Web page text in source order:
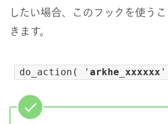
したい場合、このフックを使う
きます。
do_action( 'arkhe_xxxxxx '